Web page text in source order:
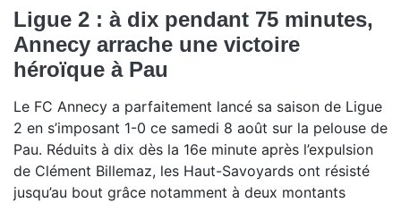
Ligue 2 : à dix pendant 75 minutes,
Annecy arrache une victoire
héroïque à Pau
Le FC Annecy a parfaitement lancé sa saison de Ligue
2 en s’imposant 1-0 ce samedi 8 août sur la pelouse de
Pau. Réduits à dix dès la 16e minute après l’expulsion
de Clément Billemaz, les Haut-Savoyards ont résisté
jusqu’au bout grâce notamment à deux montants